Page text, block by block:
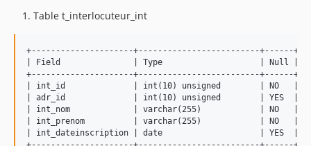
Table t_interlocuteur_int
+---------------------+-------------------------+------
| Field               | Type                    | Null |
+---------------------+-------------------------+------
| int_id              | int(10) unsigned        | NO   | PRI
| adr_id              | int(10) unsigned        | YES  |
| int_nom             | varchar(255)            | NO
| int_prenom          | varchar(255)            | NO
| int_dateinscription | date                    | YES